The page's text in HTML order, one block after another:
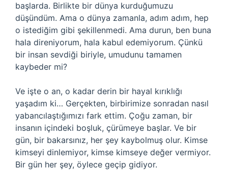
başlarda. Birlikte bir dünya kurduğumuzu
düşündüm. Ama o dünya zamanla, adım adım, hep
o istediğim gibi şekillenmedi. Ama durun, ben buna
hala direniyorum, hala kabul edemiyorum. Çünkü
bir insan sevdiği biriyle, umudunu tamamen
kaybeder mi?
Ve işte o an, o kadar derin bir hayal kırıklığı
yaşadım ki… Gerçekten, birbirimize sonradan nasıl
yabancılaştığımızı fark ettim. Çoğu zaman, bir
insanın içindeki boşluk, çürümeye başlar. Ve bir
gün, bir bakarsınız, her şey kaybolmuş olur. Kimse
kimseyi dinlemiyor, kimse kimseye değer vermiyor.
Bir gün her şey, öylece geçip gidiyor.